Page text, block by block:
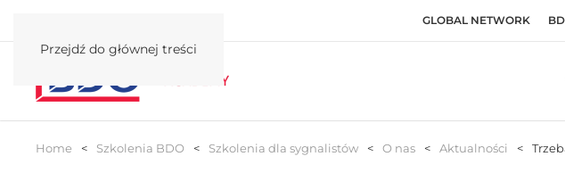
Przejdź do głównej treści
GLOBAL NETWORK
Home Szkolenia BDO Szkolenia dla sygnalistów O nas Aktualności